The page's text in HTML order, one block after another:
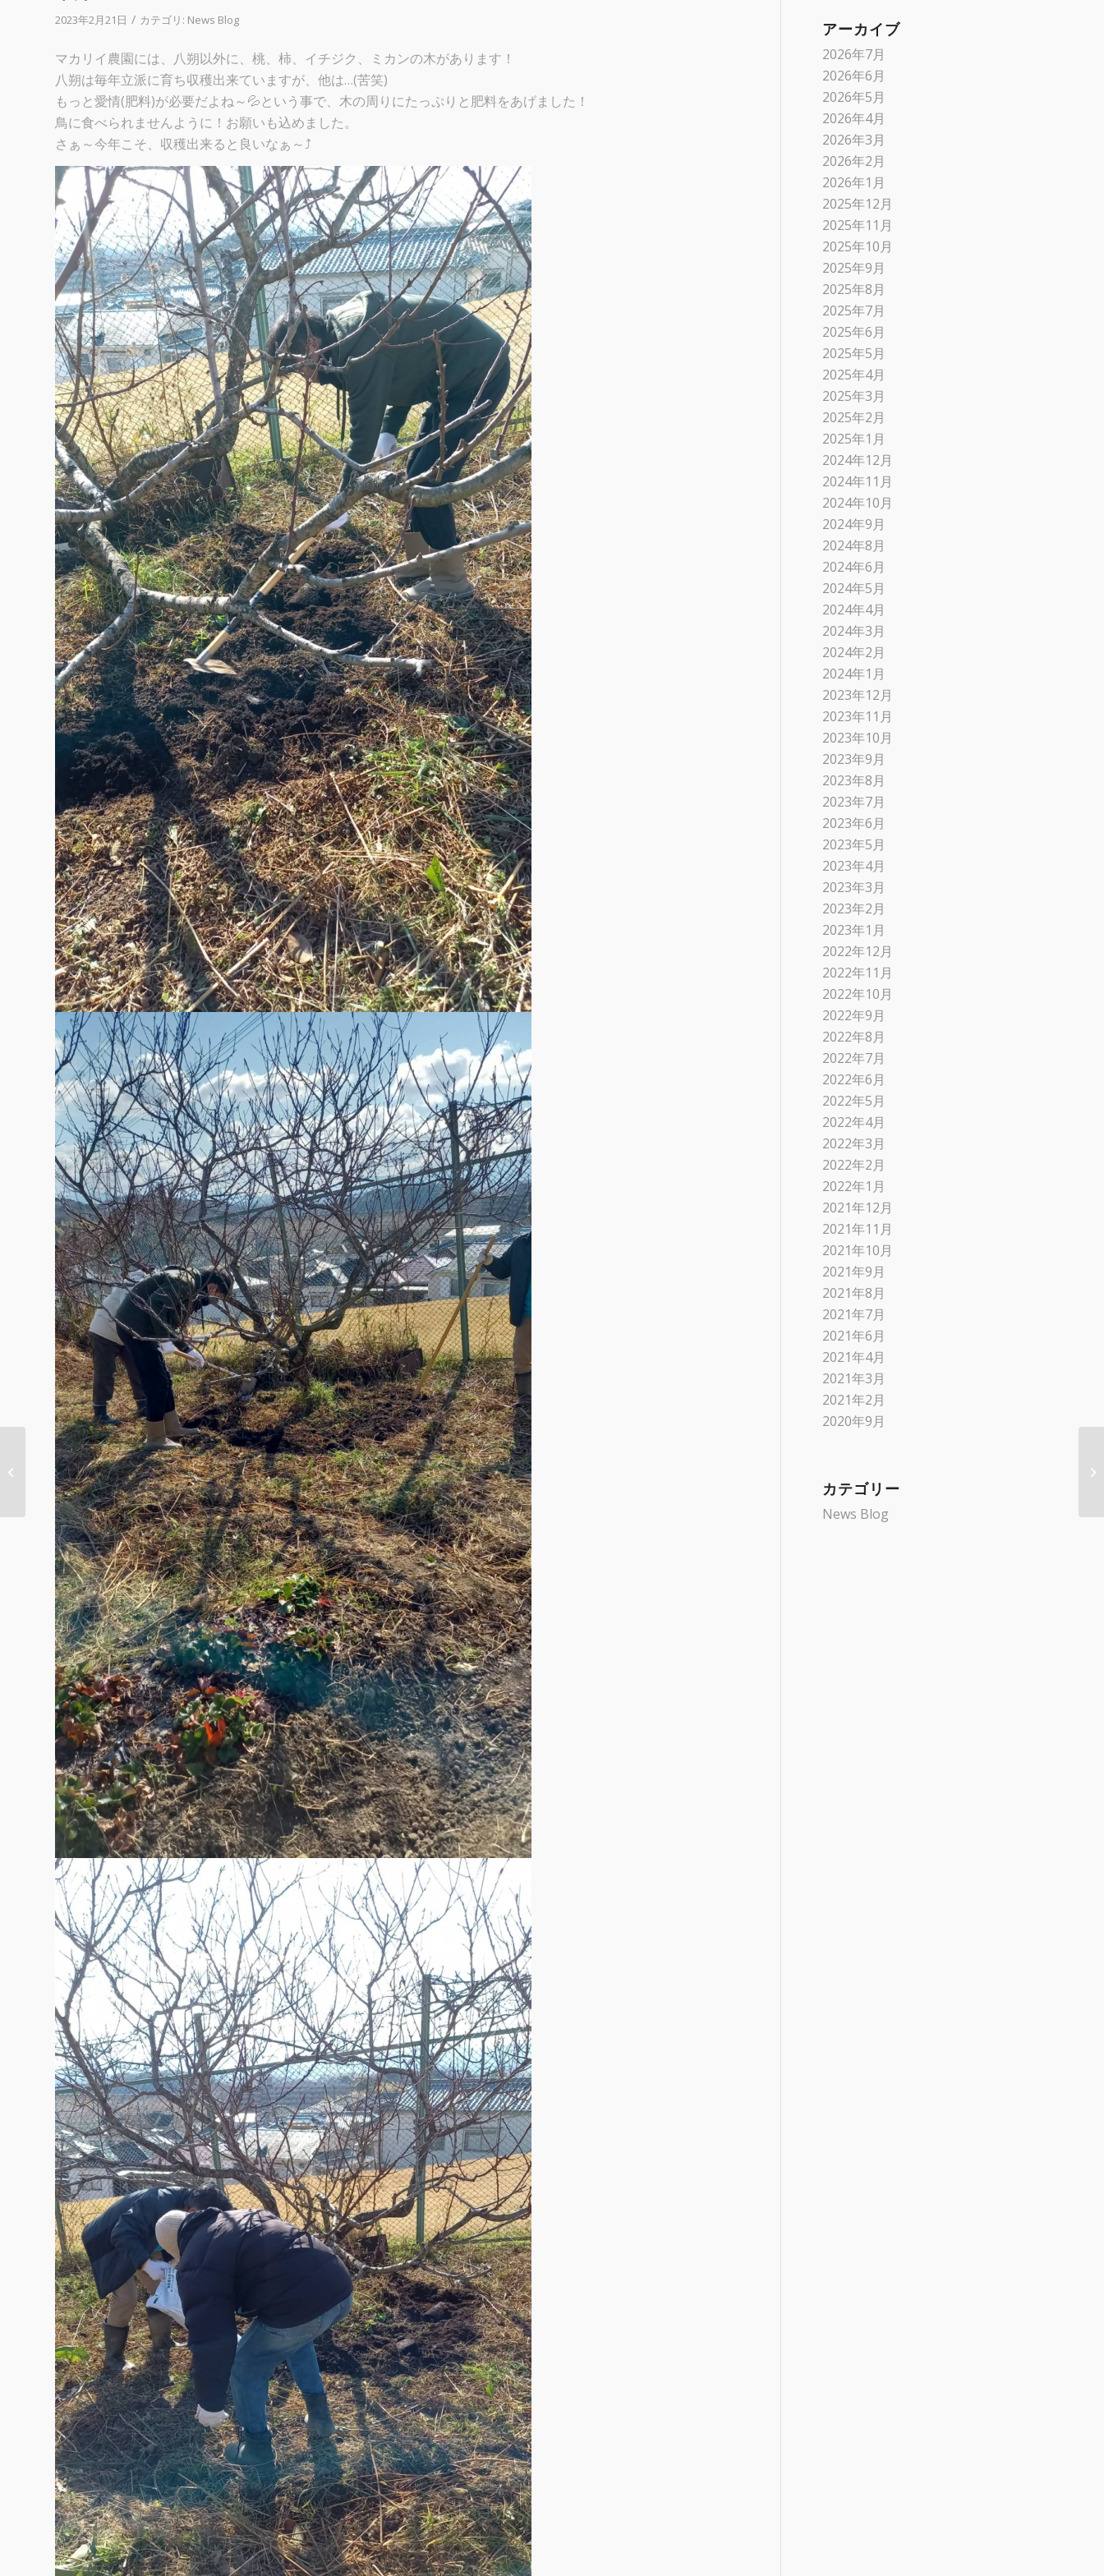
2023年2月21日 / カテゴリ: News Blog
マカリイ農園には、八朔以外に、桃、柿、イチジク、ミカンの木があります！
八朔は毎年立派に育ち収穫出来ていますが、他は…(苦笑)
もっと愛情(肥料)が必要だよね～💦という事で、木の周りにたっぷりと肥料をあげました！
鳥に食べられませんように！お願いも込めました。
さぁ～今年こそ、収穫出来ると良いなぁ～⤴️
アーカイブ
2026年7月
2026年6月
2026年5月
2026年4月
2026年3月
2026年2月
2026年1月
2025年12月
2025年11月
2025年10月
2025年9月
2025年8月
2025年7月
2025年6月
2025年5月
2025年4月
2025年3月
2025年2月
2025年1月
2024年12月
2024年11月
2024年10月
2024年9月
2024年8月
2024年6月
2024年5月
2024年4月
2024年3月
2024年2月
2024年1月
2023年12月
2023年11月
2023年10月
2023年9月
2023年8月
2023年7月
2023年6月
2023年5月
2023年4月
2023年3月
2023年2月
2023年1月
2022年12月
2022年11月
2022年10月
2022年9月
2022年8月
2022年7月
2022年6月
2022年5月
2022年4月
2022年3月
2022年2月
2022年1月
2021年12月
2021年11月
2021年10月
2021年9月
2021年8月
2021年7月
2021年6月
2021年4月
2021年3月
2021年2月
2020年9月
カテゴリー
News Blog
１月マカリイランチ